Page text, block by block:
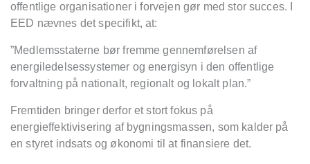
offentlige organisationer i forvejen gør med stor succes. I
EED nævnes det specifikt, at:
”Medlemsstaterne bør fremme gennemførelsen af
energiledelsessystemer og energisyn i den offentlige
forvaltning på nationalt, regionalt og lokalt plan.”
Fremtiden bringer derfor et stort fokus på
energieffektivisering af bygningsmassen, som kalder på
en styret indsats og økonomi til at finansiere det.